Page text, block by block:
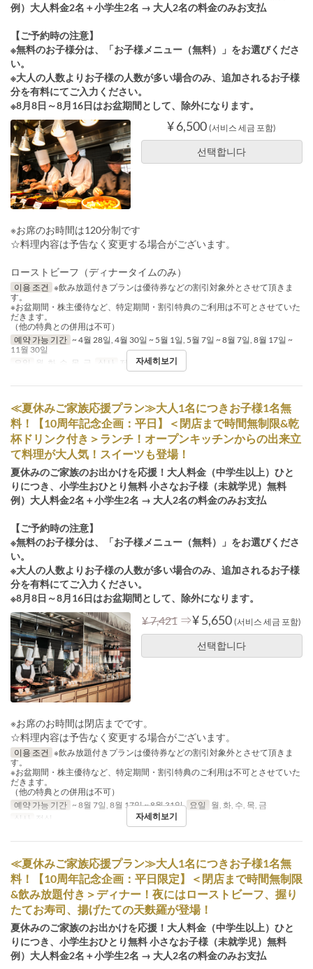
例）大人料金2名＋小学生2名 → 大人2名の料金のみお支払
【ご予約時の注意】
※無料のお子様分は、「お子様メニュー（無料）」をお選びくださ
い。
※大人の人数よりお子様の人数が多い場合のみ、追加されるお子様
分を有料にてご入力ください。
※8月8日～8月16日はお盆期間として、除外になります。
¥ 6,500 (서비스 세금 포함)
선택합니다
※お席のお時間は120分制です
☆料理内容は予告なく変更する場合がございます。
ローストビーフ（ディナータイムのみ）
이용 조건 ※飲み放題付きプランは優待券などの割引対象外とさせて頂きま
す。
※お盆期間・株主優待など、特定期間・割引特典のご利用は不可とさせていた
だきます。
（他の特典との併用は不可）
예약 가능 기간 ~ 4월 28일, 4월 30일 ~ 5월 1일, 5월 7일 ~ 8월 7일, 8월 17일 ~
11월 30일
요일
월, 화, 수, 목, 금 식사 저녁자세히보기
≪夏休みご家族応援プラン≫大人1名につきお子様1名無
料！【10周年記念企画：平日】＜閉店まで時間無制限&乾
杯ドリンク付き＞ランチ！オープンキッチンからの出来立
て料理が大人気！スイーツも登場！
夏休みのご家族のお出かけを応援！大人料金（中学生以上）ひと
りにつき、小学生おひとり無料 小さなお子様（未就学児）無料
例）大人料金2名＋小学生2名 → 大人2名の料金のみお支払
【ご予約時の注意】
※無料のお子様分は、「お子様メニュー（無料）」をお選びくださ
い。
※大人の人数よりお子様の人数が多い場合のみ、追加されるお子様
分を有料にてご入力ください。
※8月8日～8月16日はお盆期間として、除外になります。
¥ 7,421 ⇒¥ 5,650 (서비스 세금 포함)
선택합니다
※お席のお時間は閉店までです。
☆料理内容は予告なく変更する場合がございます。
이용 조건 ※飲み放題付きプランは優待券などの割引対象外とさせて頂きま
す。
※お盆期間・株主優待など、特定期間・割引特典のご利用は不可とさせていた
だきます。
（他の特典との併用は不可）
예약 가능 기간 ~ 8월 7일, 8월 17일 ~ 8월 31일 요일
월, 화, 수, 목, 금
식사
점심 자세히보기
≪夏休みご家族応援プラン≫大人1名につきお子様1名無
料！【10周年記念企画：平日限定】＜閉店まで時間無制限
&飲み放題付き＞ディナー！夜にはローストビーフ、握り
たてお寿司、揚げたての天麩羅が登場！
夏休みのご家族のお出かけを応援！大人料金（中学生以上）ひと
りにつき、小学生おひとり無料 小さなお子様（未就学児）無料
例）大人料金2名＋小学生2名 → 大人2名の料金のみお支払